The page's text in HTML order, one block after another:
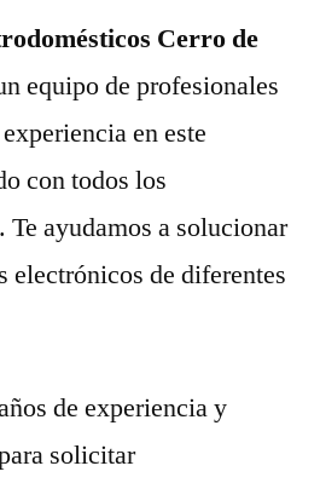
Cerro de
equipo de profesionales
en este
con todos los
ayudamos a solucionar
electrónicos de diferentes
de experiencia y
solicitar